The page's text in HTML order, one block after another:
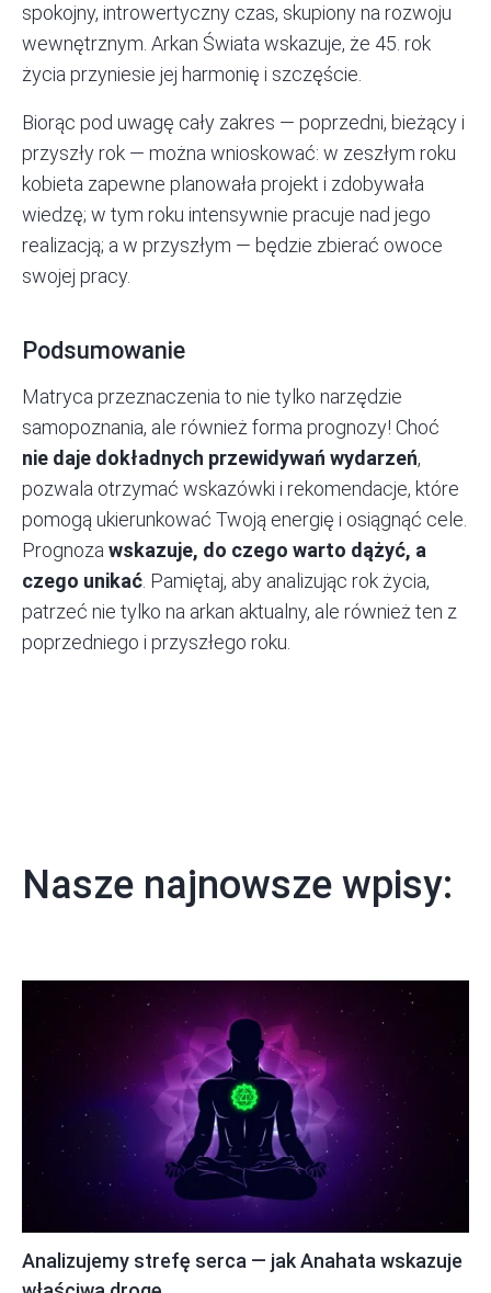
spokojny, introwertyczny czas, skupiony na rozwoju
wewnętrznym. Arkan Świata wskazuje, że 45. rok
życia przyniesie jej harmonię i szczęście.
Biorąc pod uwagę cały zakres — poprzedni, bieżący i
przyszły rok — można wnioskować: w zeszłym roku
kobieta zapewne planowała projekt i zdobywała
wiedzę; w tym roku intensywnie pracuje nad jego
realizacją; a w przyszłym — będzie zbierać owoce
swojej pracy.
Podsumowanie
Matryca przeznaczenia to nie tylko narzędzie
samopoznania, ale również forma prognozy! Choć
nie daje dokładnych przewidywań wydarzeń,
pozwala otrzymać wskazówki i rekomendacje, które
pomogą ukierunkować Twoją energię i osiągnąć cele.
Prognoza wskazuje, do czego warto dążyć, a
czego unikać . Pamiętaj, aby analizując rok życia,
patrzeć nie tylko na arkan aktualny, ale również ten z
poprzedniego i przyszłego roku.
Nasze najnowsze wpisy:
Analizujemy strefę serca — jak Anahata wskazuje